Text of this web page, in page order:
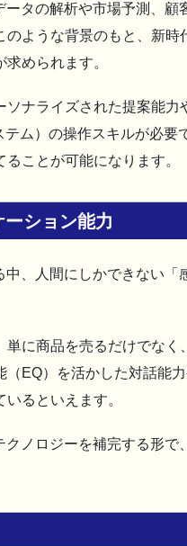
タの解析や市場予測、顧
ような背景のもと、新
められます。
ナライズされた提案能
ム）の操作スキルが必要
ことが可能になります。
ション能力
、人間にしかできない
に商品を売るだけでなく
EQ）を活かした対話能
るといえます。
ノロジーを補完する形で